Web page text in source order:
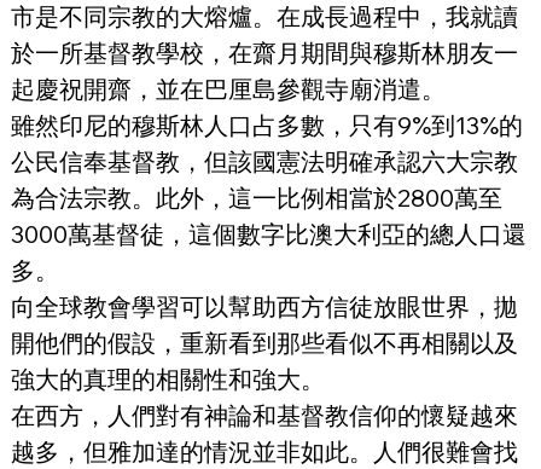
市是不同宗教的大熔爐。在成長過程中，我就讀
於一所基督教學校，在齋月期間與穆斯林朋友一
起慶祝開齋，並在巴厘島參觀寺廟消遣。
雖然印尼的穆斯林人口占多數，只有9%到13%的
公民信奉基督教，但該國憲法明確承認六大宗教
為合法宗教。此外，這一比例相當於2800萬至
3000萬基督徒，這個數字比澳大利亞的總人口還
多。
向全球教會學習可以幫助西方信徒放眼世界，拋
開他們的假設，重新看到那些看似不再相關以及
強大的真理的相關性和強大。
在西方，人們對有神論和基督教信仰的懷疑越來
越多，但雅加達的情況並非如此。人們很難會找